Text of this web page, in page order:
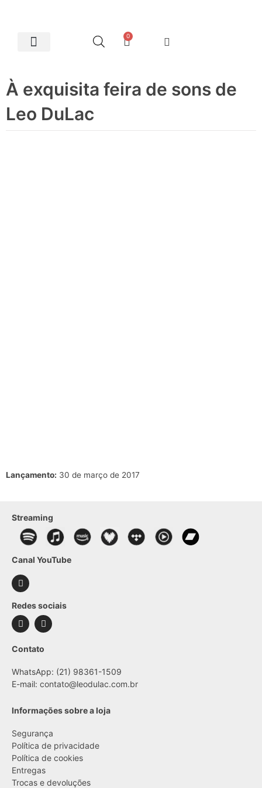
0
À exquisita feira de sons de
Leo DuLac
Lançamento: 30 de março de 2017
Streaming
Canal YouTube
Redes sociais
Contato
WhatsApp: (21) 98361-1509
E-mail: contato@leodulac.com.br
Informações sobre a loja
Segurança
Política de privacidade
Política de cookies
Entregas
Trocas e devoluções